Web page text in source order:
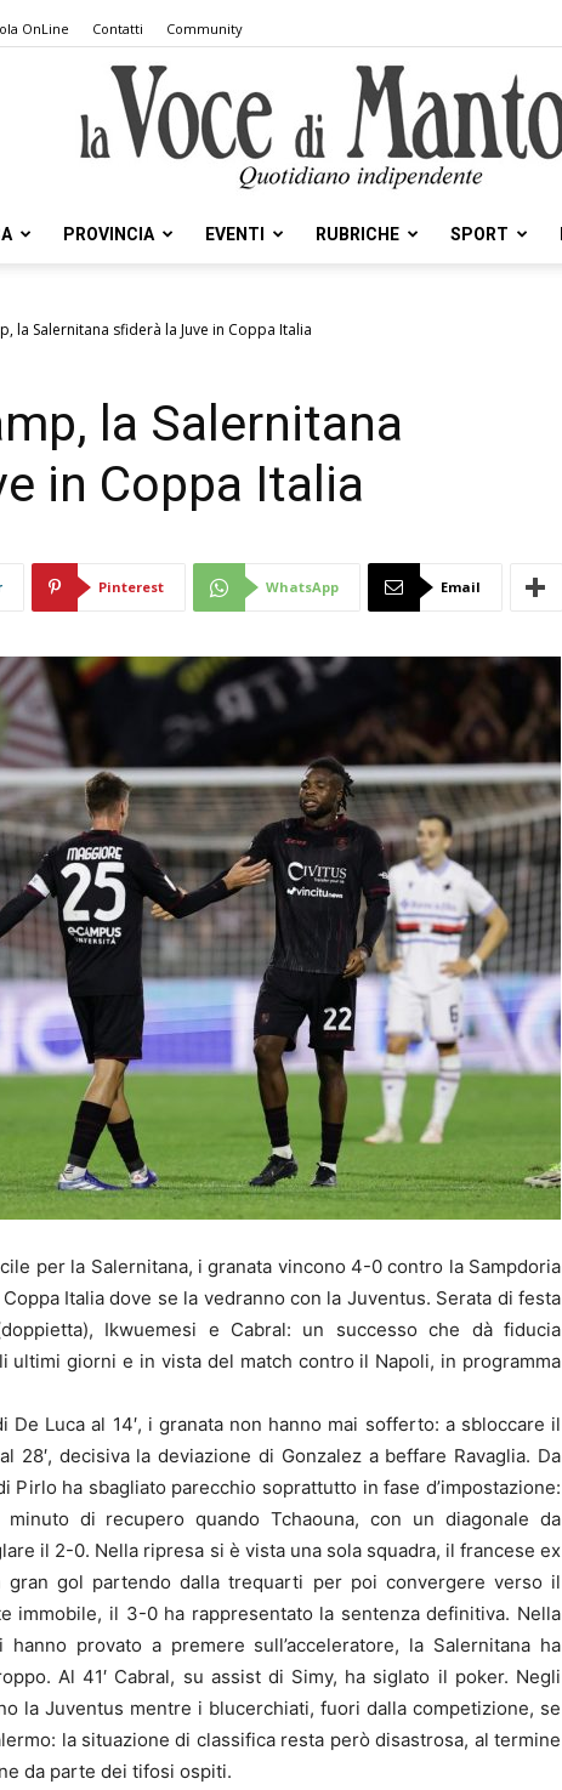
OnLine Contatti Community
Voce
Mantova
PROVINCIA EVENTI RUBRICHE SPORT
la Salernitana sfiderà la Juve in Coppa Italia
la Salernitana
in Coppa Italia
Pinterest WhatsApp Email
per la Salernitana, i granata vincono 4-0 contro la Sampdoria
Italia dove se la vedranno con la Juventus. Serata di festa
Ikwuemesi e Cabral: un successo che dà fiducia
ultimi giorni e in vista del match contro il Napoli, in programma
Luca al 14′, i granata non hanno mai sofferto: a sbloccare il
28′, decisiva la deviazione di Gonzalez a beffare Ravaglia. Da
Pirlo ha sbagliato parecchio soprattutto in fase d’impostazione:
di recupero quando Tchaouna, con un diagonale da
il 2-0. Nella ripresa si è vista una sola squadra, il francese ex
gran gol partendo dalla trequarti per poi convergere verso il
immobile, il 3-0 ha rappresentato la sentenza definitiva. Nella
provato a premere sull’acceleratore, la Salernitana ha
Al 41′ Cabral, su assist di Simy, ha siglato il poker. Negli
la Juventus mentre i blucerchiati, fuori dalla competizione, se
la situazione di classifica resta però disastrosa, al termine
da parte dei tifosi ospiti.